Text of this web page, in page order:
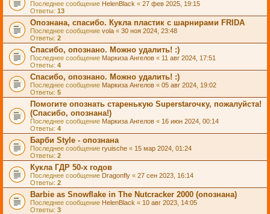
Последнее сообщение HelenBlack « 27 фев 2025, 19:15
Ответы: 13
Опознана, спасибо. Кукла пластик с шарнирами FRIDA
Последнее сообщение vola « 30 ноя 2024, 23:48
Ответы: 2
Спасибо, опознано. Можно удалить! :)
Последнее сообщение Маркиза Ангелов « 11 авг 2024, 17:51
Ответы: 4
Спасибо, опознано. Можно удалить! :)
Последнее сообщение Маркиза Ангелов « 05 авг 2024, 19:02
Ответы: 5
Помогите опознать старенькую Superstarочку, пожалуйста!
(Спасибо, опознана!)
Последнее сообщение Маркиза Ангелов « 16 июн 2024, 00:14
Ответы: 4
Барби Style - опознана
Последнее сообщение ryuische « 15 мар 2024, 01:24
Ответы: 2
Кукла ГДР 50-х годов
Последнее сообщение Dragonfly « 27 сен 2023, 16:14
Ответы: 2
Barbie as Snowflake in The Nutcracker 2000 (опознана)
Последнее сообщение HelenBlack « 10 авг 2023, 14:05
Ответы: 3